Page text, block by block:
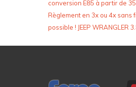
conversion E85 à partir de
Règlement en 3x ou 4x sans
possible ! JEEP WRANGLER